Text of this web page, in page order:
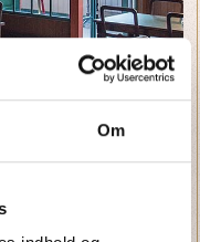
Om